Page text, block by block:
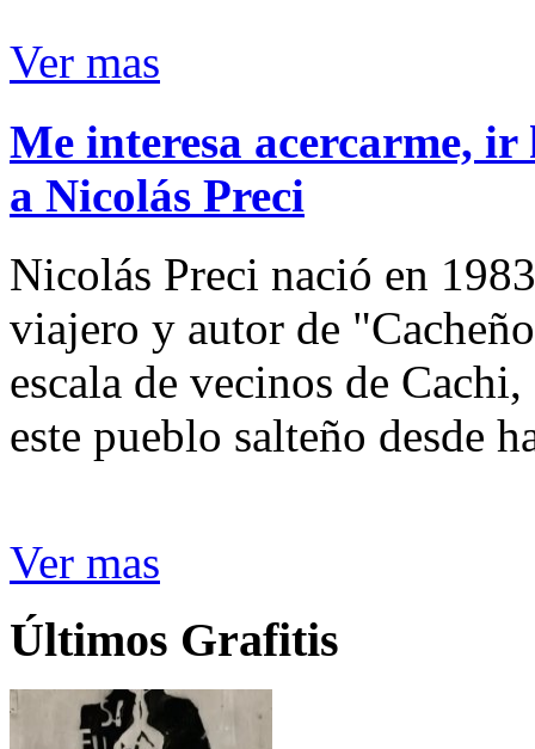
Ver mas
Me interesa acercarme,
a Nicolás Preci
Nicolás Preci nació en
viajero y autor de
escala de vecinos de
este pueblo salteño desde
Ver mas
Últimos Grafitis